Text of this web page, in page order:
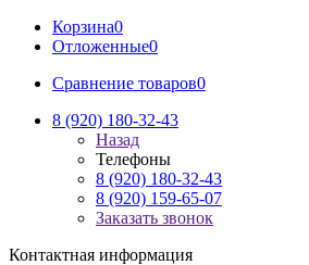
Корзина0
Отложенные0
Сравнение товаров0
8 (920) 180-32-43
Назад
Телефоны
8 (920) 180-32-43
8 (920) 159-65-07
Заказать звонок
Контактная информация